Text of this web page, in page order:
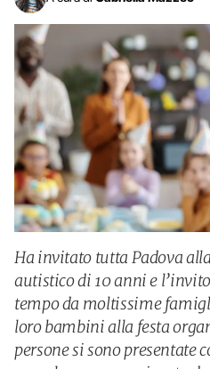
Ha invitato tutta Padova
autistico di 10 anni e
tempo da moltissime
loro bambini alla festa
persone si sono presentate